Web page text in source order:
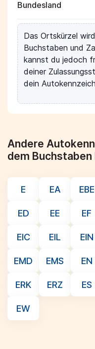
Bundesland
Das Ortskürzel
Buchstaben und
kannst du jedoch
deiner
dein
Andere
dem Buchstaben
E EA EBE
ED EE EF
EIC EIL EIN
EMD EMS EN
ERK ERZ ES
EW